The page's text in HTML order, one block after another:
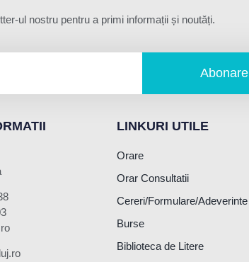
ul nostru pentru a primi informații și noutăți.
Abonare
LINKURI UTILE
Orare
Orar Consultatii
Cereri/Formulare/Adeverinte
Burse
Biblioteca de Litere